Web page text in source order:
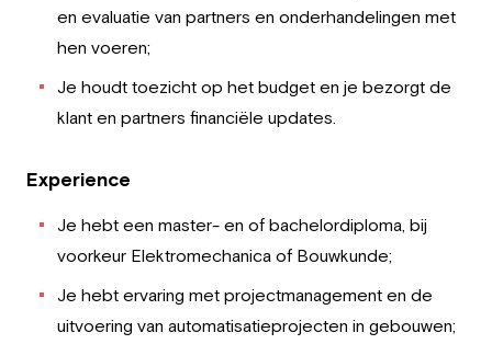
en evaluatie van partners en onderhandelingen met
hen voeren;
Je houdt toezicht op het budget en je bezorgt de
klant en partners financiële updates.
Experience
Je hebt een master- en of bachelordiploma, bij
voorkeur Elektromechanica of Bouwkunde;
Je hebt ervaring met projectmanagement en de
uitvoering van automatisatieprojecten in gebouwen;